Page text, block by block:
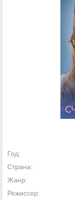
Год:
Страна:
Жанр:
Режиссер: